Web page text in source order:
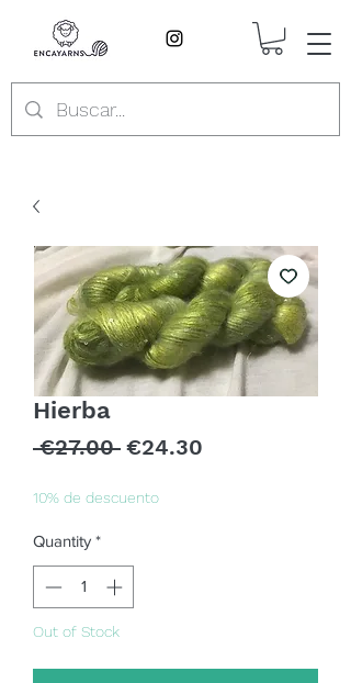
Hierba
€27.00 Regular
€24.30
10% de descuento
Quantity *
Out of Stock